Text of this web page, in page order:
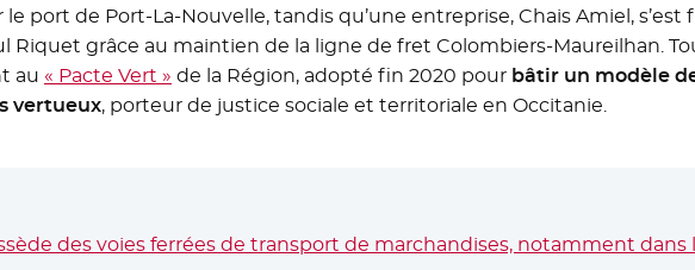
port de Port-La-Nouvelle, tandis qu’une entreprise, Chais Amiel, s’est
Riquet grâce au maintien de la ligne de fret Colombiers-Maureilhan.
au « Pacte Vert » de la Région, adopté fin 2020 pour bâtir un modèle
vertueux, porteur de justice sociale et territoriale en Occitanie.
des voies ferrées de transport de marchandises, notamment dans